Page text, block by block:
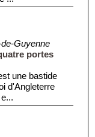
Guyenne
portes
une bastide
d'Angleterre